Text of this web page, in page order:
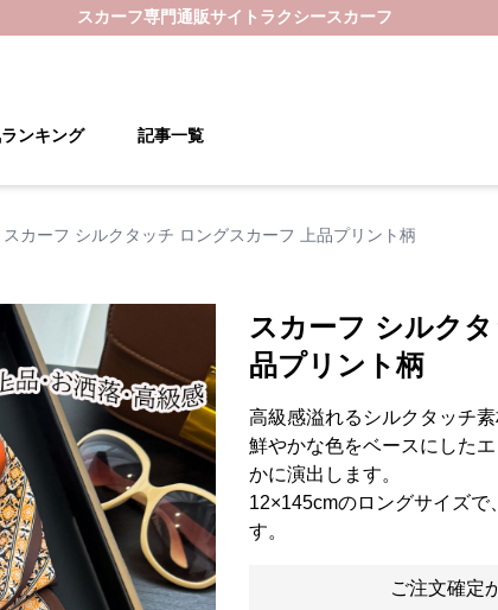
スカーフ専門通販サイト ラクシースカーフ
ランキング 記事一覧
スカーフ シルクタッチ ロングスカーフ 上品プリント柄
スカーフ シルク
品プリント柄
高級感溢れるシルクタッチ素
鮮やかな色をベースにした
かに演出します。
12×145cmのロングサイズで
す。
ご注文確定